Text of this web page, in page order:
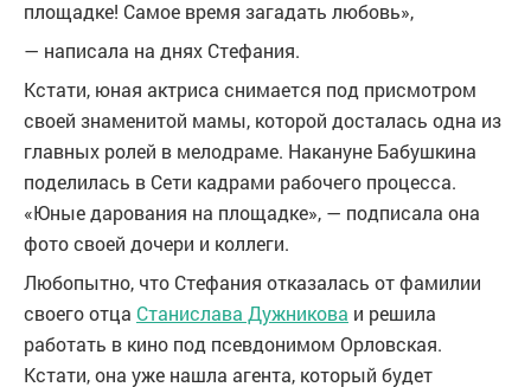
площадке! Самое время загадать любовь»,
— написала на днях Стефания.
Кстати, юная актриса снимается под присмотром
своей знаменитой мамы, которой досталась одна из
главных ролей в мелодраме. Накануне Бабушкина
поделилась в Сети кадрами рабочего процесса.
«Юные дарования на площадке», — подписала она
фото своей дочери и коллеги.
Любопытно, что Стефания отказалась от фамилии
своего отца Станислава Дужникова и решила
работать в кино под псевдонимом Орловская.
Кстати, она уже нашла агента, который будет